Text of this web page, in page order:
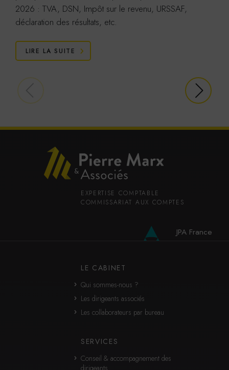
2026 : TVA, DSN, Impôt sur le revenu, URSSAF,
déclaration des résultats, etc.
LIRE LA SUITE
EXPERTISE COMPTABLE
COMMISSARIAT AUX COMPTES
JPA France
LE CABINET
Qui sommes-nous ?
Les dirigeants associés
Les collaborateurs par bureau
SERVICES
Conseil & accompagnement des